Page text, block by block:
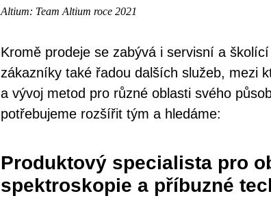
Altium: Team Altium roce 2021
Kromě prodeje se zabývá i servisní a
zákazníky také řadou dalších služeb, mezi
a vývoj metod pro různé oblasti svého
potřebujeme rozšířit tým a hledáme:
Produktový specialista pro
spektroskopie a příbuzné